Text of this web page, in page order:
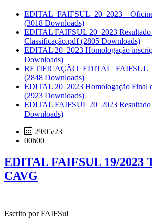
(3018 Downloads)
EDITAL FAIFSUL 20_2023 Resultado
Classificação.pdf(2805 Downloads)
EDITAL 20_2023 Homologação
Downloads)
(2848 Downloads)
EDITAL 20_2023 Homologação Final
(2923 Downloads)
EDITAL FAIFSUL 20_2023
Downloads)
29/05/23
00h00
EDITAL FAIFSUL 19/2023
CAVG
Escrito por FAIFSul